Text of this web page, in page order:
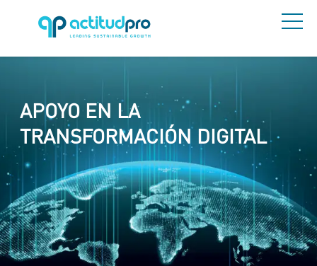
APOYO EN LA
TRANSFORMACIÓN DIGITAL